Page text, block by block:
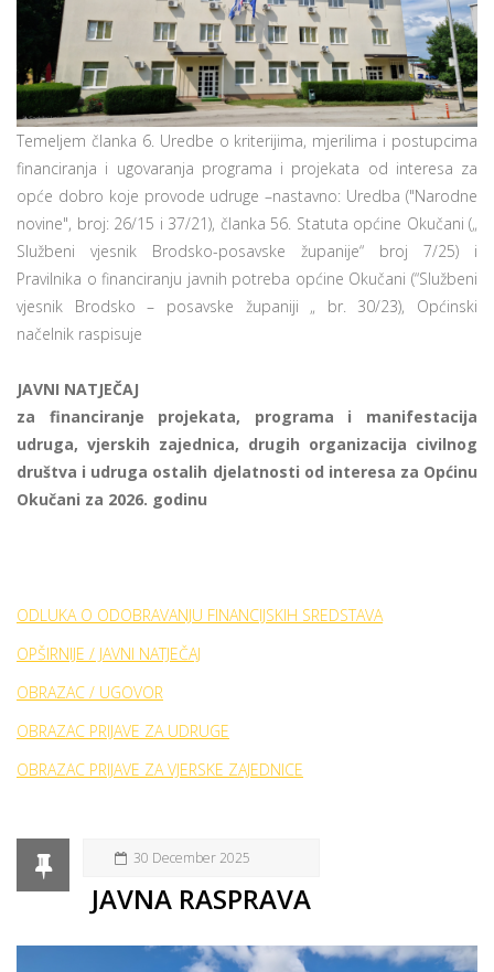
Temeljem članka 6. Uredbe o kriterijima, mjerilima i postupcima
financiranja i ugovaranja programa i projekata od interesa za
opće dobro koje provode udruge –nastavno: Uredba ("Narodne
novine", broj: 26/15 i 37/21), članka 56. Statuta općine Okučani („
Službeni vjesnik Brodsko-posavske županije“ broj 7/25) i
Pravilnika o financiranju javnih potreba općine Okučani (“Službeni
vjesnik Brodsko – posavske županiji „ br. 30/23), Općinski
načelnik raspisuje
JAVNI NATJEČAJ
za financiranje projekata, programa i manifestacija
udruga, vjerskih zajednica, drugih organizacija civilnog
društva i udruga ostalih djelatnosti od interesa za Općinu
Okučani za 2026. godinu
ODLUKA O ODOBRAVANJU FINANCIJSKIH SREDSTAVA
OPŠIRNIJE / JAVNI NATJEČAJ
OBRAZAC / UGOVOR
OBRAZAC PRIJAVE ZA UDRUGE
OBRAZAC PRIJAVE ZA VJERSKE ZAJEDNICE
30 December 2025
JAVNA RASPRAVA